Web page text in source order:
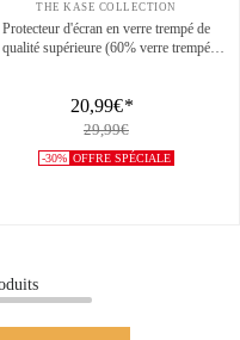
THE KASE COLLECTION
Protecteur d'écran en verre trempé de
qualité supérieure (60% verre trempé
20,99€*
29,99€
-30% OFFRE SPÉCIALE